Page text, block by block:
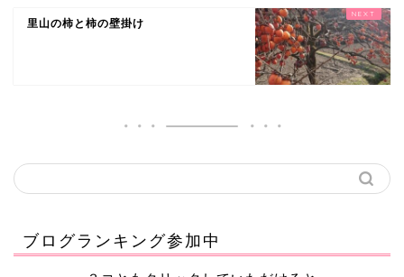
里山の柿と柿の壁掛け
ブログランキング参加中